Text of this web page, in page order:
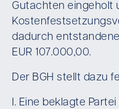
Gutachten eingeholt
dadurch
EUR 107.000,00.
Der BGH stellt dazu
I. Eine beklagte